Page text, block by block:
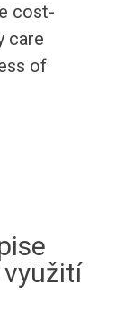
cost-
care
of